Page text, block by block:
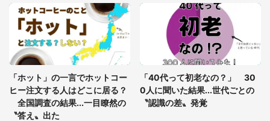
7万人驚がく 「お菓子売り場ならまだしも...」「ハ
ードル高い」
あまりにも四角すぎる猫、激写される 「これもう
座布団だろ」「食パンの耳」と1.4万人困惑
「ホット」の一言でホットコー
ヒー注文する人はどこに居る？
全国調査の結果...一目瞭然の
〝答え〟出た
「40代って初老なの？」 30
0人に聞いた結果...世代ごとの
〝認識の差〟発覚